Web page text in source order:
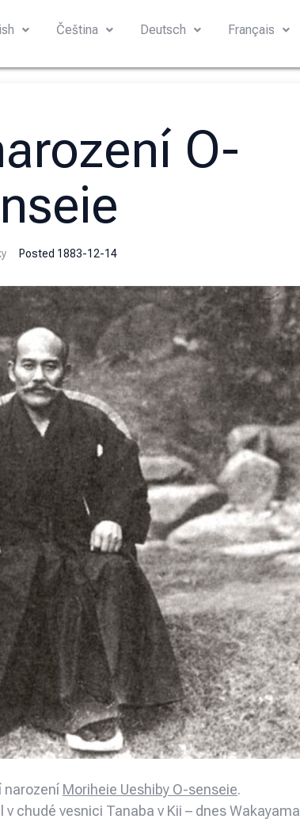
Čeština Deutsch Français
O-
Posted 1883-12-14
narození Moriheie Ueshiby O-senseie.
chudé vesnici Tanaba v Kii – dnes Wakayama